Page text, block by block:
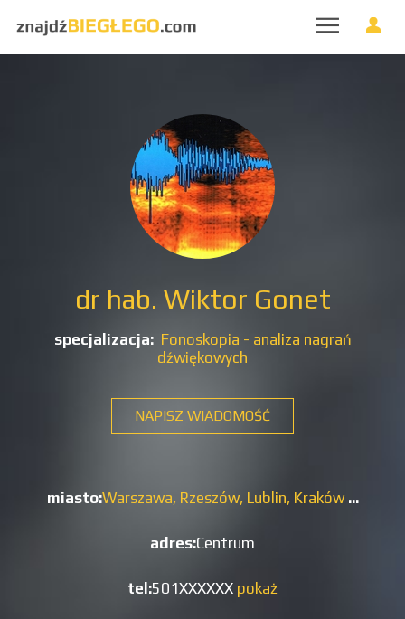
dr hab. Wiktor Gonet
specjalizacja: Fonoskopia - analiza nagrań
dźwiękowych
NAPISZ WIADOMOŚĆ
miasto:Warszawa, Rzeszów, Lublin, Kraków ...
adres:Centrum
tel:501XXXXXX pokaż